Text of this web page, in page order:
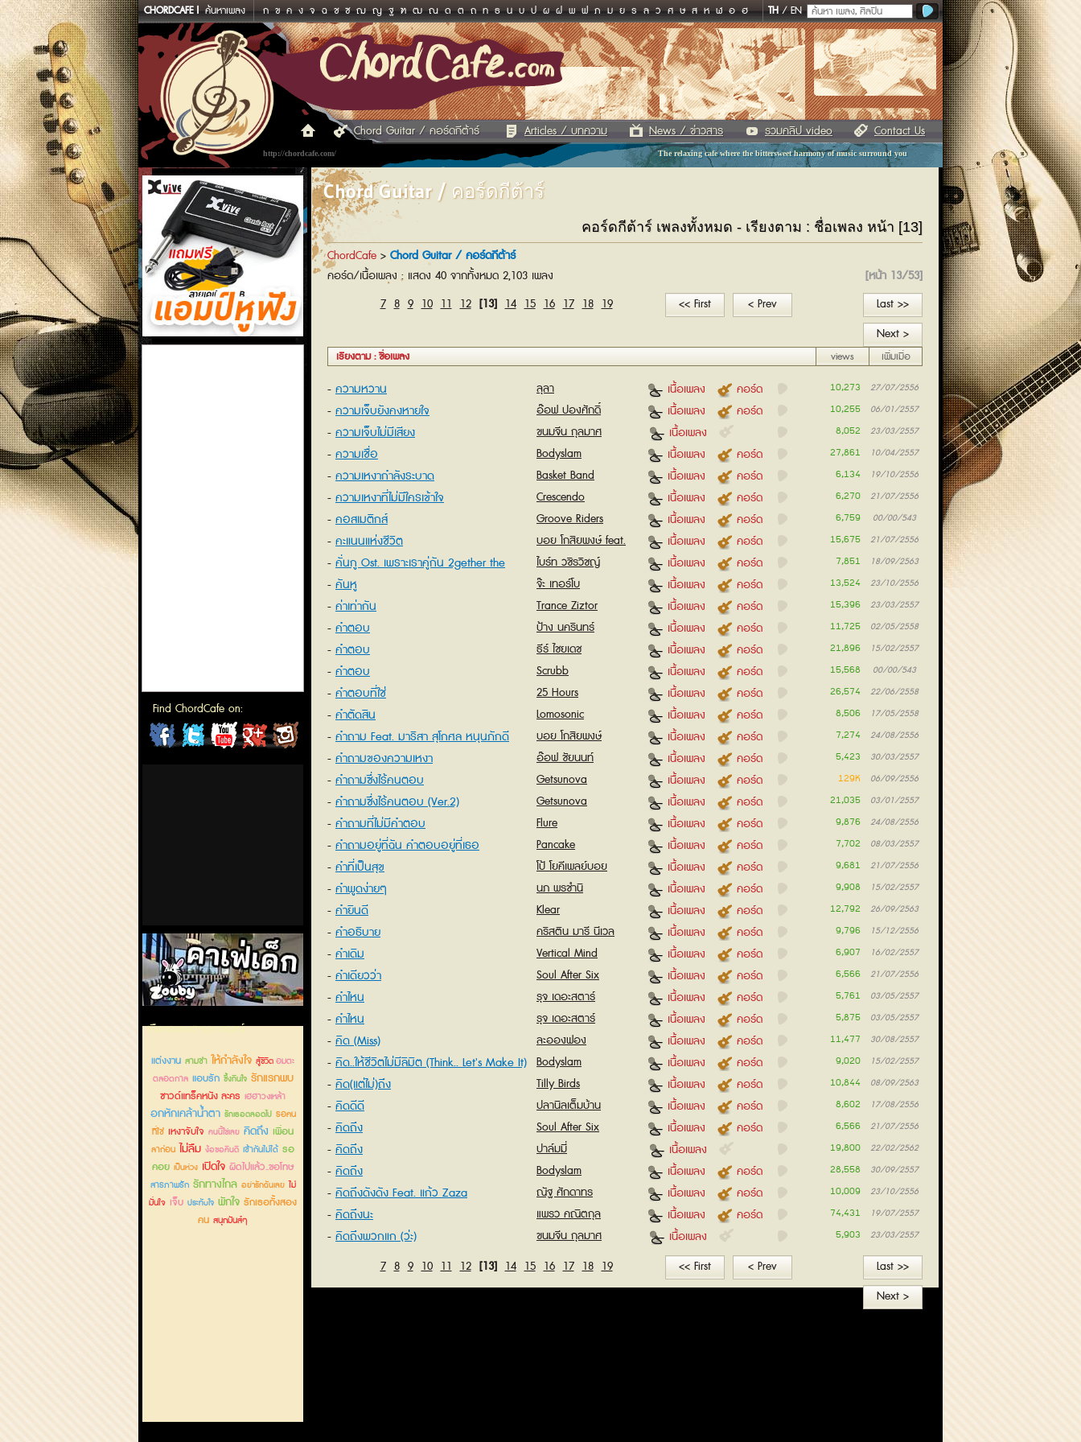
CHORDCAFE ค้นหาเพลง ก ข ค ง จ ฉ ช ซ ฌ ญ ฐ ฑ ฒ ณ ด ต ถ ท ธ น บ ป ผ ฝ พ ฟ ภ ม ย ร ล ว ศ ษ ส ห ฬ อ ฮ TH/EN
The relaxing cafe where the bittersweet harmony of music surround you
http://chordcafe.com/
Chord Guitar / คอร์ดกีต้าร์ Articles / บทความ News / ข่าวสาร รวมคลิป video Contact Us
แอมป์หูฟัง
Find ChordCafe on:
ChordCafeChordCafeChordCafeChordCafeChordCafe
คาเฟ่เด็กลำลูกกา
เลือกเพลงตามอารมณ์
แต่งงาน สามช่า ให้กำลังใจ สู้ชีวิตอมตะ
ตลอดกาล แอบรัก ซึ้งกินใจ รักแรกพบ
ซาวด์แทร็คหนัง ละคร เฮฮาวงเหล้า
อกหักเคล้าน้ำตา รักเธอตลอดไป รอคน
ที่ใช่ เหงาจับใจ คนนี้ใช่เลย คิดถึง เพื่อน
ลาก่อน ไม่ลืม ง้อขอคืนดี เข้ากันไม่ได้ รอ
คอย เป็นห่วง เปิดใจ ผิดไปแล้ว..ขอโทษ
สารภาพรัก รักทางไกล อย่ารักฉันเลย ไม่
มั่นใจ เจ็บ ประทับใจ พักใจ รักเธอทั้งสอง
คน สนุกมันส์ๆ
Chord Guitar / คอร์ดกีต้าร์
คอร์ดกีต้าร์ เพลงทั้งหมด - เรียงตาม : ชื่อเพลง หน้า [13]
ChordCafe > Chord Guitar / คอร์ดกีต้าร์
คอร์ด/เนื้อเพลง : แสดง 40 จากทั้งหมด 2,103 เพลง
[หน้า 13/53]
<< First
< Prev
7 8 9 10 11 12 [13] 14 15 16 17 18 19
Last >>
Next >
เรียงตาม : ชื่อเพลง เพิ่มเมื่อ
views
ความหวาน ลุลา 27/07/2556
10,273
คอร์ด
เนื้อเพลง
ความเจ็บยังคงหายใจ อ๊อฟ ปองศักดิ์ 06/01/2557
10,255
คอร์ด
เนื้อเพลง
ความเจ็บไม่มีเสียง ขนมจีน กุลมาศ 23/03/2557
8,052
เนื้อเพลง
ความเชื่อ Bodyslam 10/04/2557
27,861
คอร์ด
เนื้อเพลง
ความเหงากำลังระบาด Basket Band 19/10/2556
6,134
คอร์ด
เนื้อเพลง
ความเหงาที่ไม่มีใครเข้าใจ Crescendo 21/07/2556
6,270
คอร์ด
เนื้อเพลง
คอสเมติกส์ Groove Riders 00/00/543
6,759
คอร์ด
เนื้อเพลง
คะแนนแห่งชีวิต
บอย โกสิยพงษ์ feat.
เบน ชลาทิศ
21/07/2556
15,675
คอร์ด
เนื้อเพลง
คั่นกู Ost. เพราะเราคู่กัน 2gether the
series
ไบร์ท วชิรวิชญ์ 18/09/2563
7,851
คอร์ด
เนื้อเพลง
คันหู จ๊ะ เทอร์โบ 23/10/2556
13,524
คอร์ด
เนื้อเพลง
ค่าเท่ากัน Trance Ziztor 23/03/2557
15,396
คอร์ด
เนื้อเพลง
คำตอบ ป้าง นครินทร์ 02/05/2558
11,725
คอร์ด
เนื้อเพลง
คำตอบ ธีร์ ไชยเดช 15/02/2557
21,896
คอร์ด
เนื้อเพลง
คำตอบ Scrubb 00/00/543
15,568
คอร์ด
เนื้อเพลง
คำตอบที่ใช่ 25 Hours 22/06/2558
26,574
คอร์ด
เนื้อเพลง
คำตัดสิน Lomosonic 17/05/2558
8,506
คอร์ด
เนื้อเพลง
คำถาม Feat. มาริสา สุโกศล หนุนภักดี บอย โกสิยพงษ์ 24/08/2556
7,274
คอร์ด
เนื้อเพลง
คำถามของความเหงา อ๊อฟ ชัยนนท์ 30/03/2557
5,423
คอร์ด
เนื้อเพลง
คำถามซึ่งไร้คนตอบ Getsunova 06/09/2556
129K
คอร์ด
เนื้อเพลง
คำถามซึ่งไร้คนตอบ (Ver.2) Getsunova 03/01/2557
21,035
คอร์ด
เนื้อเพลง
คำถามที่ไม่มีคำตอบ Flure 24/08/2556
9,876
คอร์ด
เนื้อเพลง
คำถามอยู่ที่ฉัน คำตอบอยู่ที่เธอ Pancake 08/03/2557
7,702
คอร์ด
เนื้อเพลง
คำที่เป็นสุข โป้ โยคีเพลย์บอย 21/07/2556
9,681
คอร์ด
เนื้อเพลง
คำพูดง่ายๆ นภ พรชำนิ 15/02/2557
9,908
คอร์ด
เนื้อเพลง
คำยินดี Klear 26/09/2563
12,792
คอร์ด
เนื้อเพลง
คำอธิบาย คริสติน มารี นีเวล 15/12/2556
9,796
คอร์ด
เนื้อเพลง
คำเดิม Vertical Mind 16/02/2557
6,907
คอร์ด
เนื้อเพลง
คำเดียวว่า Soul After Six 21/07/2556
6,566
คอร์ด
เนื้อเพลง
คำไหน รุจ เดอะสตาร์ 03/05/2557
5,761
คอร์ด
เนื้อเพลง
คำไหน รุจ เดอะสตาร์ 03/05/2557
5,875
คอร์ด
เนื้อเพลง
คิด (Miss) ละอองฟอง 30/08/2557
11,477
คอร์ด
เนื้อเพลง
คิด..ให้ชีวิตไม่มีลิมิต (Think.. Let's Make It)
Ost. M-150
Bodyslam 15/02/2557
9,020
คอร์ด
เนื้อเพลง
คิด(แต่ไม่)ถึง Tilly Birds 08/09/2563
10,844
คอร์ด
เนื้อเพลง
คิดดีดี ปลานิลเต็มบ้าน 17/08/2556
8,602
คอร์ด
เนื้อเพลง
คิดถึง Soul After Six 21/07/2556
6,566
คอร์ด
เนื้อเพลง
คิดถึง ปาล์มมี่ 22/02/2562
19,800
เนื้อเพลง
คิดถึง Bodyslam 30/09/2557
28,558
คอร์ด
เนื้อเพลง
คิดถึงดังดัง Feat. แก้ว Zaza ณัฐ ศักดาทร 23/10/2556
10,009
คอร์ด
เนื้อเพลง
คิดถึงนะ แพรว คณิตกุล 19/07/2557
74,431
คอร์ด
เนื้อเพลง
คิดถึงพวกแก (ว่ะ) ขนมจีน กุลมาศ 23/03/2557
5,903
เนื้อเพลง
<< First
< Prev
7 8 9 10 11 12 [13] 14 15 16 17 18 19
Last >>
Next >